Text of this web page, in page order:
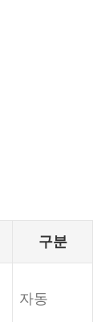
구분
자동